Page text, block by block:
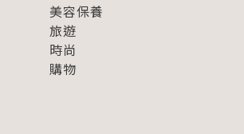
美容保養
旅遊
時尚
購物